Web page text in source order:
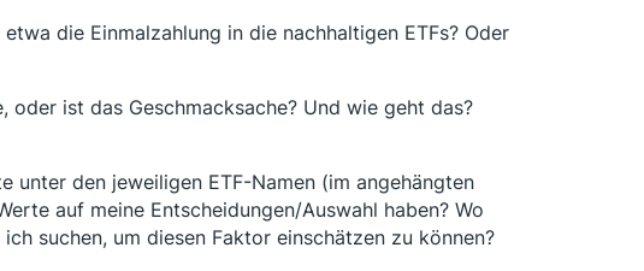
die Einmalzahlung in die nachhaltigen ETFs? Oder
ist das Geschmacksache? Und wie geht das?
unter den jeweiligen ETF-Namen (im angehängten
auf meine Entscheidungen/Auswahl haben? Wo
suchen, um diesen Faktor einschätzen zu können?